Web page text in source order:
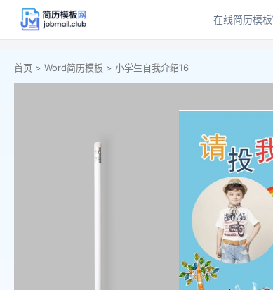
在线简历模板
首页 > Word简历模板 > 小学生自我介绍16